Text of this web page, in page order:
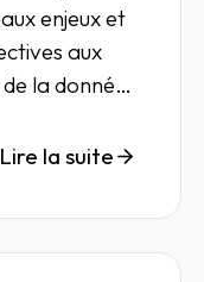
enjeux et
aux
la donnée
Lire la suite